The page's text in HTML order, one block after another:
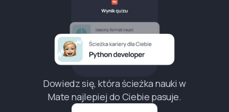
Dowiedz się, która ścieżka nauki w
Mate najlepiej do Ciebie pasuje.